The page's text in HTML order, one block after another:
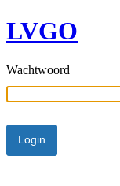
LVGO
Wachtwoord